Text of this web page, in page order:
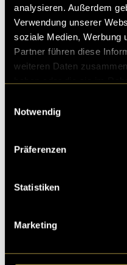
analysieren. Außerdem
Verwendung unserer
soziale Medien, Werbung
Partner führen diese
weiteren Daten
Notwendig
Präferenzen
Statistiken
Marketing